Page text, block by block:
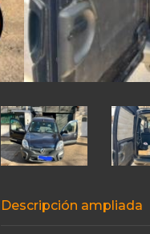
Descripción ampliada